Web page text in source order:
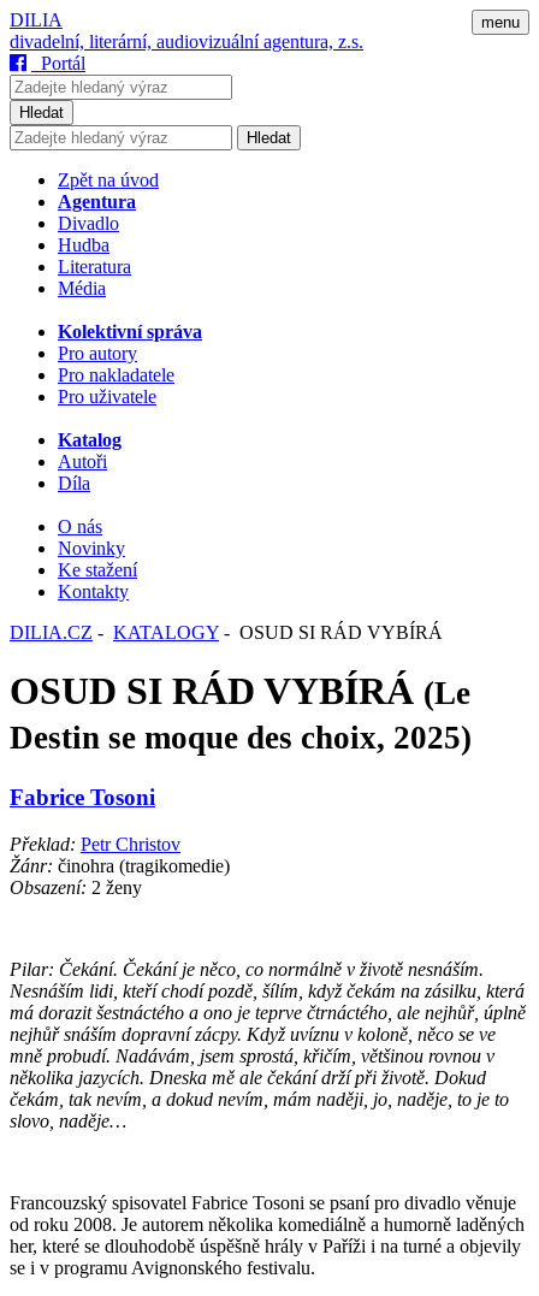
menu
DILIA
divadelní, literární, audiovizuální agentura, z.s.
Portál
Hledat
Hledat
Zpět na úvod
Agentura
Divadlo
Hudba
Literatura
Média
Kolektivní správa
Pro autory
Pro nakladatele
Pro uživatele
Katalog
Autoři
Díla
O nás
Novinky
Ke stažení
Kontakty
DILIA.CZ - KATALOGY - OSUD SI RÁD VYBÍRÁ
OSUD SI RÁD VYBÍRÁ (Le
Destin se moque des choix, 2025)
Fabrice Tosoni
Překlad: Petr Christov
Žánr: činohra (tragikomedie)
Obsazení: 2 ženy
Pilar: Čekání. Čekání je něco, co normálně v životě nesnáším.
Nesnáším lidi, kteří chodí pozdě, šílím, když čekám na zásilku, která
má dorazitšestnáctého a ono je teprve čtrnáctého, ale nejhůř, úplně
nejhůř snáším dopravní zácpy. Když uvíznu v koloně, něco se ve
mně probudí. Nadávám, jsem sprostá, křičím, většinou rovnou v
několika jazycích. Dneska mě ale čekání drží při životě. Dokud
čekám, tak nevím, a dokud nevím, mám naději, jo, naděje, to je to
slovo, naděje…
Francouzský spisovatel Fabrice Tosoni se psaní pro divadlo věnuje
od roku 2008. Je autorem několika komediálně a humorně laděných
her, které se dlouhodobě úspěšně hrály v Paříži i na turné a objevily
se i v programu Avignonského festivalu.